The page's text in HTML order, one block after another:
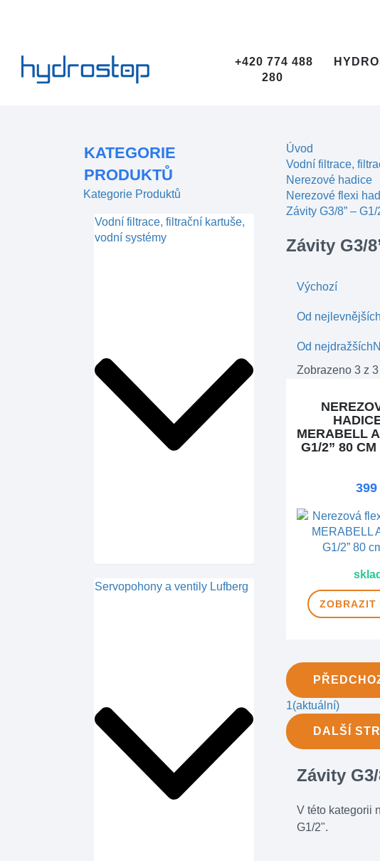
+420 774 488
280
KATEGORIE
PRODUKTŮ
Kategorie Produktů
Vodní filtrace, filtrační kartuše,
vodní systémy
Servopohony a ventily Lufberg
Úvod
Vodní filtrace,
Nerezové hadice
Nerezové flexi
Závity G3/8” – G1/
Závity G3/
Výchozí
Od nejlevnějších
Od nejdražších
Zobrazeno 3 z
MERABELL
G1/2” 80
ZOBRAZIT
1(aktuální)
DALŠÍ
Závity
V této kategorii
G1/2".